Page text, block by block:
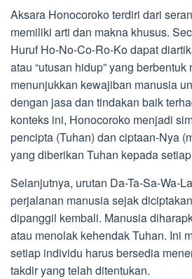
Aksara Honocoroko terdiri dari
memiliki arti dan makna khusus.
Huruf Ho-No-Co-Ro-Ko dapat
atau “utusan hidup” yang berbentuk
menunjukkan kewajiban manusia
dengan jasa dan tindakan baik
konteks ini, Honocoroko menjadi
pencipta (Tuhan) dan ciptaan-Nya
yang diberikan Tuhan kepada
Selanjutnya, urutan Da-Ta-Sa-Wa-
perjalanan manusia sejak
dipanggil kembali. Manusia
atau menolak kehendak Tuhan. Ini
setiap individu harus bersedia
takdir yang telah ditentukan.